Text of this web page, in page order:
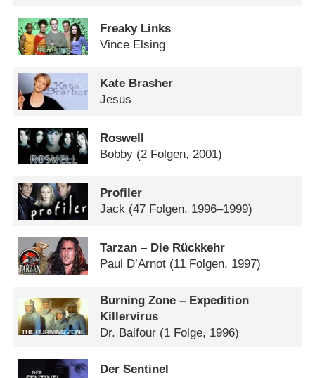
Freaky Links
Vince Elsing
Kate Brasher
Jesus
Roswell
Bobby (2 Folgen, 2001)
Profiler
Jack (47 Folgen, 1996–1999)
Tarzan – Die Rückkehr
Paul D’Arnot (11 Folgen, 1997)
Burning Zone – Expedition
Killervirus
Dr. Balfour (1 Folge, 1996)
Der Sentinel